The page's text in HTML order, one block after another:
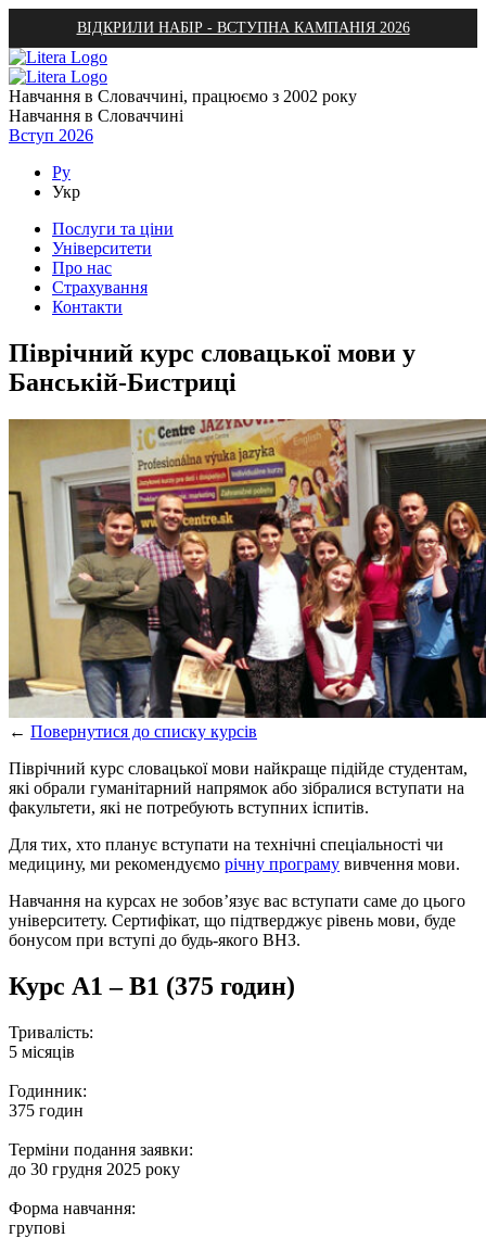
ВІДКРИЛИ НАБІР - ВСТУПНА КАМПАНІЯ 2026
Навчання в Словаччині, працюємо з 2002 року
Навчання в Словаччині
Вступ 2026
Ру
Укр
Послуги та ціни
Університети
Про нас
Страхування
Контакти
Піврічний курс словацької мови у
Банській-Бистриці
← Повернутися до списку курсів
Піврічний курс словацької мови найкраще підійде студентам,
які обрали гуманітарний напрямок або зібралися вступати на
факультети, які не потребують вступних іспитів.
Для тих, хто планує вступати на технічні спеціальності чи
медицину, ми рекомендуємо річну програму вивчення мови.
Навчання на курсах не зобов’язує вас вступати саме до цього
університету. Сертифікат, що підтверджує рівень мови, буде
бонусом при вступі до будь-якого ВНЗ.
Курс A1 – B1 (375 годин)
Тривалість:
5 місяців
Годинник:
375 годин
Терміни подання заявки:
до 30 грудня 2025 року
Форма навчання:
групові